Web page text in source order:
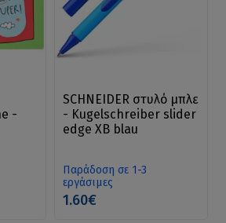
-
SCHNEIDER στυλό μπλε
- Kugelschreiber slider
edge XB blau
Παράδοση σε 1-3
εργάσιμες
1.60€